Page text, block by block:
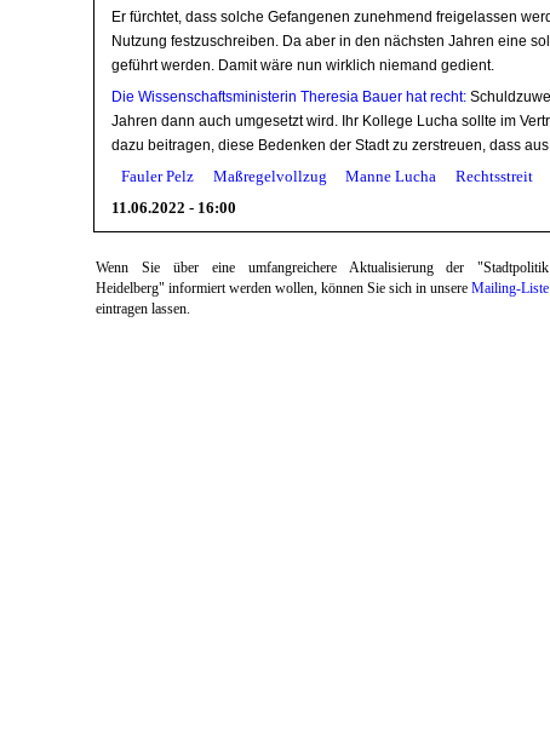
Er fürchtet, dass solche Gefangenen zunehmend freigelassen
Nutzung festzuschreiben. Da aber in den nächsten Jahren eine
geführt werden. Damit wäre nun wirklich niemand gedient.
Die Wissenschaftsministerin Theresia Bauer hat recht:
Jahren dann auch umgesetzt wird. Ihr Kollege Lucha sollte im
dazu beitragen, diese Bedenken der Stadt zu zerstreuen, dass
Fauler Pelz Maßregelvollzug Manne Lucha
Rechtsstreit
11.06.2022 - 16:00
Wenn Sie über eine umfangreichere Aktualisierung der "Stadtpolitik
Heidelberg" informiert werden wollen, können Sie sich in unsereMailing-Liste
eintragen lassen.